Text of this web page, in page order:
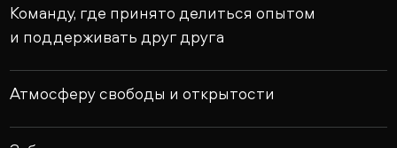
Команду, где принято делиться опытом
и поддерживать друг друга
Атмосферу свободы и открытости